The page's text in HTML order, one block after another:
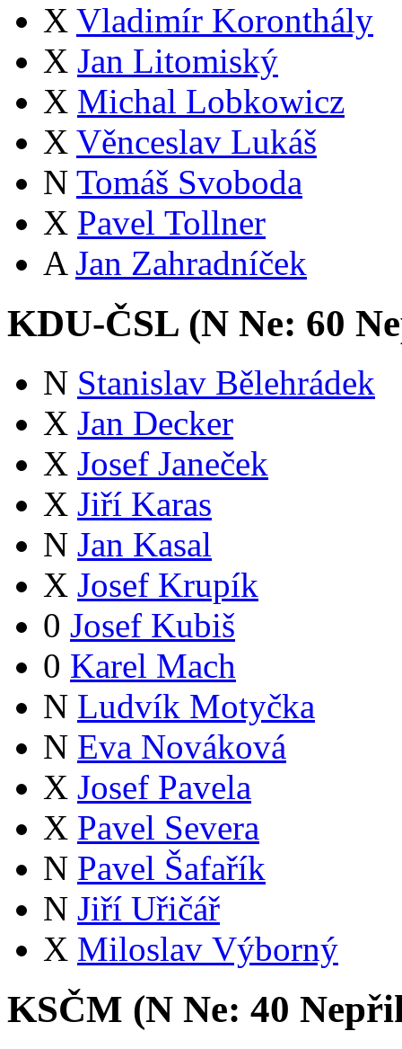
X Vladimír Koronthály
X Jan Litomiský
X Michal Lobkowicz
X Věnceslav Lukáš
N Tomáš Svoboda
X Pavel Tollner
A Jan Zahradníček
KDU-ČSL (N Ne: 60
N Stanislav Bělehrádek
X Jan Decker
X Josef Janeček
X Jiří Karas
N Jan Kasal
X Josef Krupík
0 Josef Kubiš
0 Karel Mach
N Ludvík Motyčka
N Eva Nováková
X Josef Pavela
X Pavel Severa
N Pavel Šafařík
N Jiří Uřičář
X Miloslav Výborný
KSČM (N Ne: 40